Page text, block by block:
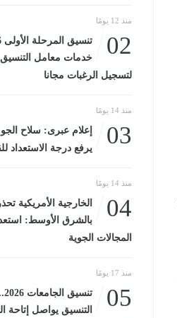
منذ 12 يومًا
02
خدمات معامل التنسيق
لتسجيل الرغبات مجانا
منذ 14 يومًا
03
إعلام عبرى: سلاح الجو
يرفع درجة الاستعداد
منذ 14 يومًا
04
الخارجية الأمريكية
بالشرق الأوسط:
المجالات الجوية
منذ 17 يومًا
05
التنسيق يواصل إتاحة